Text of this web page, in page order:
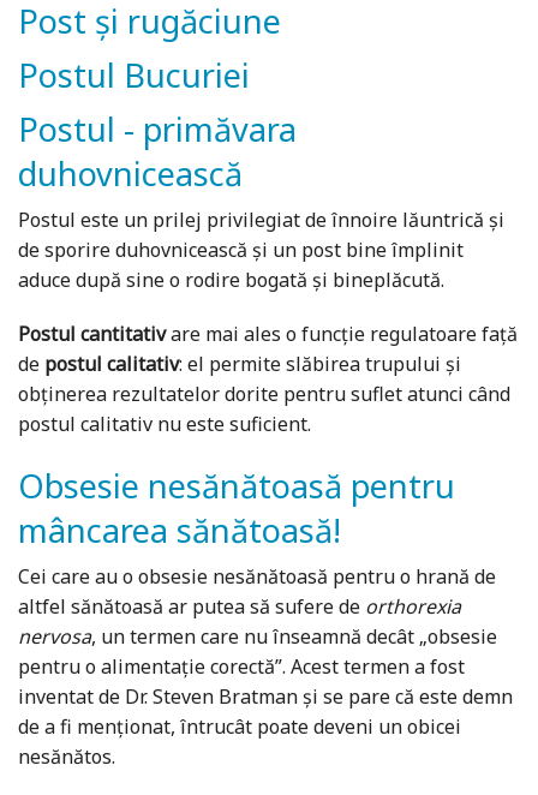
Post și rugăciune
Postul Bucuriei
Postul - primăvara
duhovnicească
Postul este un prilej privilegiat de înnoire lăuntrică și
de sporire duhovnicească și un post bine împlinit
aduce după sine o rodire bogată și bineplăcută.
Postul cantitativare mai ales o funcție regulatoare față
de postul calitativ: el permite slăbirea trupului și
obținerea rezultatelor dorite pentru suflet atunci când
postul calitativ nu este suficient.
Obsesie nesănătoasă pentru
mâncarea sănătoasă!
Cei care au o obsesie nesănătoasă pentru o hrană de
altfel sănătoasă ar putea să sufere de orthorexia
nervosa, un termen care nu înseamnă decât „obsesie
pentru o alimentație corectă”. Acest termen a fost
inventat de Dr. Steven Bratman și se pare că este demn
de a fi menționat, întrucât poate deveni un obicei
nesănătos.